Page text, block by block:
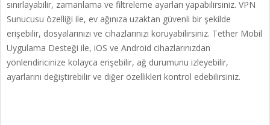
sınırlayabilir, zamanlama ve filtreleme ayarları yapabilirsiniz. VPN
Sunucusu özelliği ile, ev ağınıza uzaktan güvenli bir şekilde
erişebilir, dosyalarınızı ve cihazlarınızı koruyabilirsiniz. Tether Mobil
Uygulama Desteği ile, iOS ve Android cihazlarınızdan
yönlendiricinize kolayca erişebilir, ağ durumunu izleyebilir,
ayarlarını değiştirebilir ve diğer özellikleri kontrol edebilirsiniz.